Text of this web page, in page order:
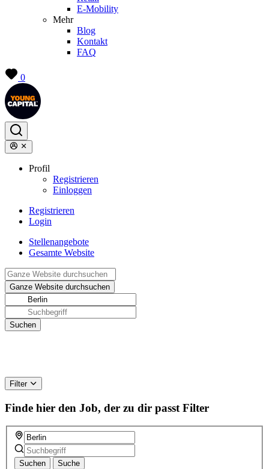
E-Mobility
Mehr
Blog
Kontakt
FAQ
0
Profil
Registrieren
Einloggen
Registrieren
Login
Stellenangebote
Gesamte Website
Filter
Finde hier den Job, der zu dir passt Filter
Suchen Suche